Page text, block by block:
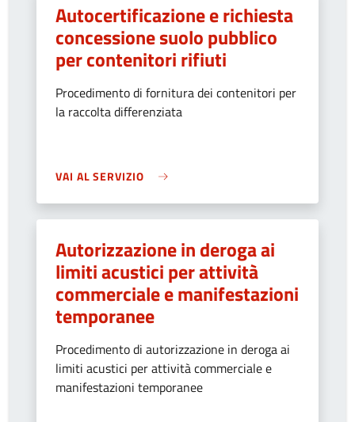
Autocertificazione e richiesta
concessione suolo pubblico
per contenitori rifiuti
Procedimento di fornitura dei contenitori per
la raccolta differenziata
VAI AL SERVIZIO
Autorizzazione in deroga ai
limiti acustici per attività
commerciale e manifestazioni
temporanee
Procedimento di autorizzazione in deroga ai
limiti acustici per attività commerciale e
manifestazioni temporanee